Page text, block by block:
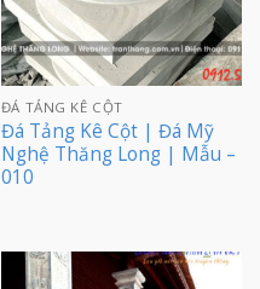
ĐÁ TẢNG KÊ CỘT
Đá Tảng Kê Cột | Đá Mỹ
Nghệ Thăng Long | Mẫu –
010